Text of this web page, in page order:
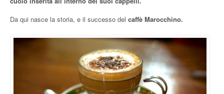
Da qui nasce la storia, e il successo del caffè Marocchino.